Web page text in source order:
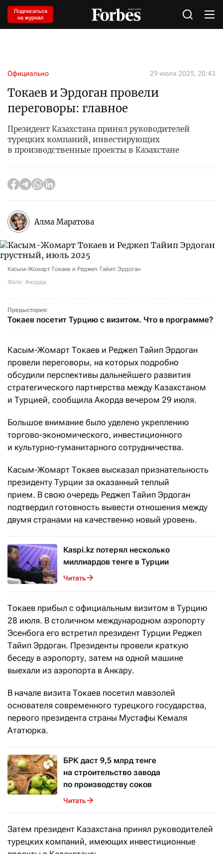
Подписаться
на журнал
Официально 29 июля 2025, 20:43
Токаев и Эрдоган провели
переговоры: главное
Президент Казахстана принял руководителей
турецких компаний, инвестирующих
в производственные проекты в Казахстане
Алма Маратова
Касым-Жомарт Токаев и Реджеп Тайип Эрдоган
Фото: Акорда
Предыстория:
Токаев посетит Турцию с визитом. Что в программе?
Касым-Жомарт Токаев и Реджеп Тайип Эрдоган
провели переговоры, на которых подробно
обсудили перспективы дальнейшего развития
стратегического партнерства между Казахстаном
и Турцией, сообщила Акорда вечером 29 июля.
Большое внимание было уделено укреплению
торгово-экономического, инвестиционного
и культурно-гуманитарного сотрудничества.
Касым-Жомарт Токаев высказал признательность
президенту Турции за оказанный теплый
прием. В свою очередь Реджеп Тайип Эрдоган
подтвердил готовность вывести отношения между
двумя странами на качественно новый уровень.
Kaspi.kz потерял несколько
миллиардов тенге в Турции
Читать
Токаев прибыл с официальным визитом в Турцию
28 июля. В столичном международном аэропорту
Эсенбога его встретил президент Турции Реджеп
Тайип Эрдоган. Президенты провели краткую
беседу в аэропорту, затем на одной машине
выехали из аэропорта в Анкару.
В начале визита Токаев посетил мавзолей
основателя современного турецкого государства,
первого президента страны Мустафы Кемаля
Ататюрка.
БРК даст 9,5 млрд тенге
на строительство завода
по производству соков
Читать
Затем президент Казахстана принял руководителей
турецких компаний, имеющих инвестиционные